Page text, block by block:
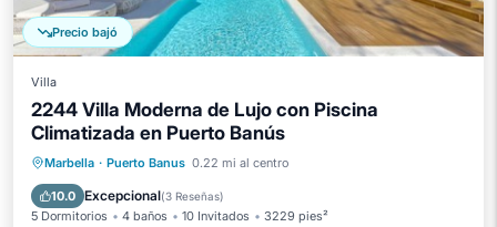
Precio bajó
Villa
2244 Villa Moderna de Lujo con Piscina
Climatizada en Puerto Banús
Marbella · Puerto Banus 0.22 mi al centro
10.0 Excepcional(3 Reseñas)
5 Dormitorios 4 baños 10 Invitados 3229 pies²
Frente al mar Piscina
Vista al mar